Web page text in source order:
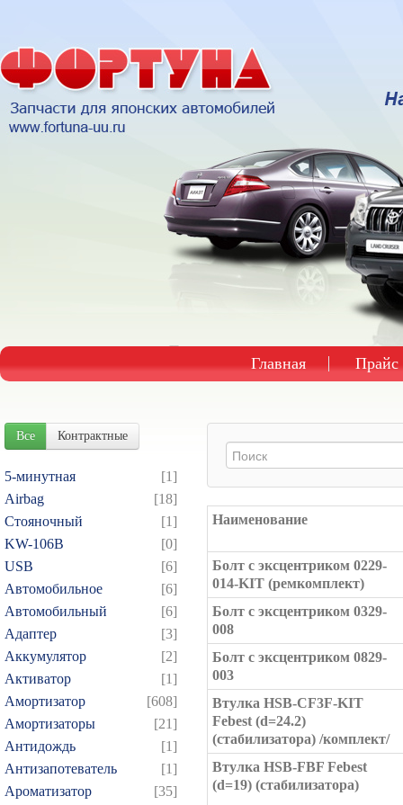
Главная Прайс
Все Контрактные
5-минутная
[1]
Airbag
[18]
Cтояночный
[1]
KW-106B
[0]
USB
[6]
Автомобильное
[6]
Автомобильный
[6]
Адаптер
[3]
Аккумулятор
[2]
Активатор
[1]
Амортизатор
[608]
Амортизаторы
[21]
Антидождь
[1]
Антизапотеватель
[1]
Ароматизатор
[35]
Наименование
Болт с эксцентриком 0229-
014-KIT (ремкомплект)
Болт с эксцентриком 0329-
008
Болт с эксцентриком 0829-
003
Втулка HSB-CF3F-KIT
Febest (d=24.2)
(стабилизатора) /комплект/
Втулка HSB-FBF Febest
(d=19) (стабилизатора)